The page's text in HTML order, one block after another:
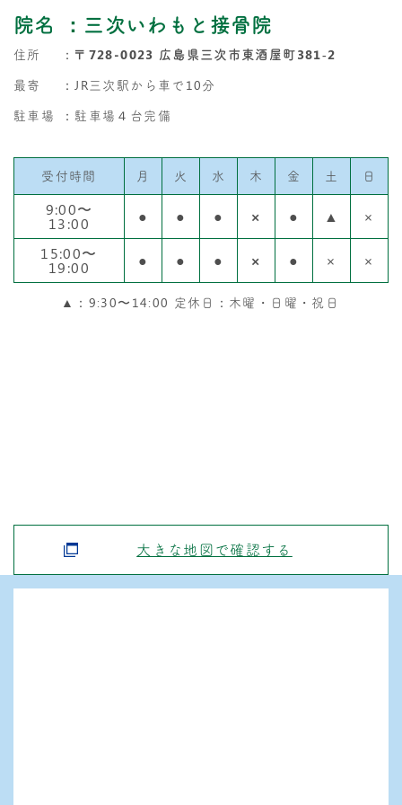
院名 ：三次いわもと接骨院
住所 ： 〒728-0023 広島県三次市東酒屋町381‐2
最寄
：JR三次駅から車で10分
駐車場
：駐車場４台完備
受付時間 月 火 水 木 金 土 日
9:00〜
13:00 ● ● ● × ● ▲
×
15:00〜
19:00 ● ● ● × ● × ×
▲：9:30〜14:00 定休日：木曜・日曜・祝日
大きな地図で確認する